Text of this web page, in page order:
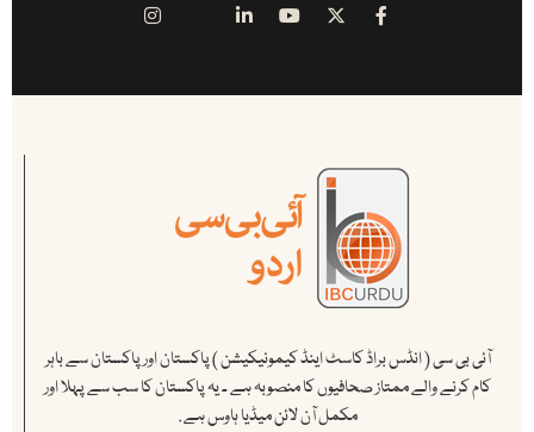
آئی بی سی ( انڈس براڈ کاسٹ اینڈ کیمونیکیشن ) پاکستان اور پاکستان سے باہر
کام کرنے والے ممتاز صحافیوں کا منصوبہ ہے ۔ یہ پاکستان کا سب سے پہلا اور
مکمل آن لائن میڈیا ہاوس ہے .